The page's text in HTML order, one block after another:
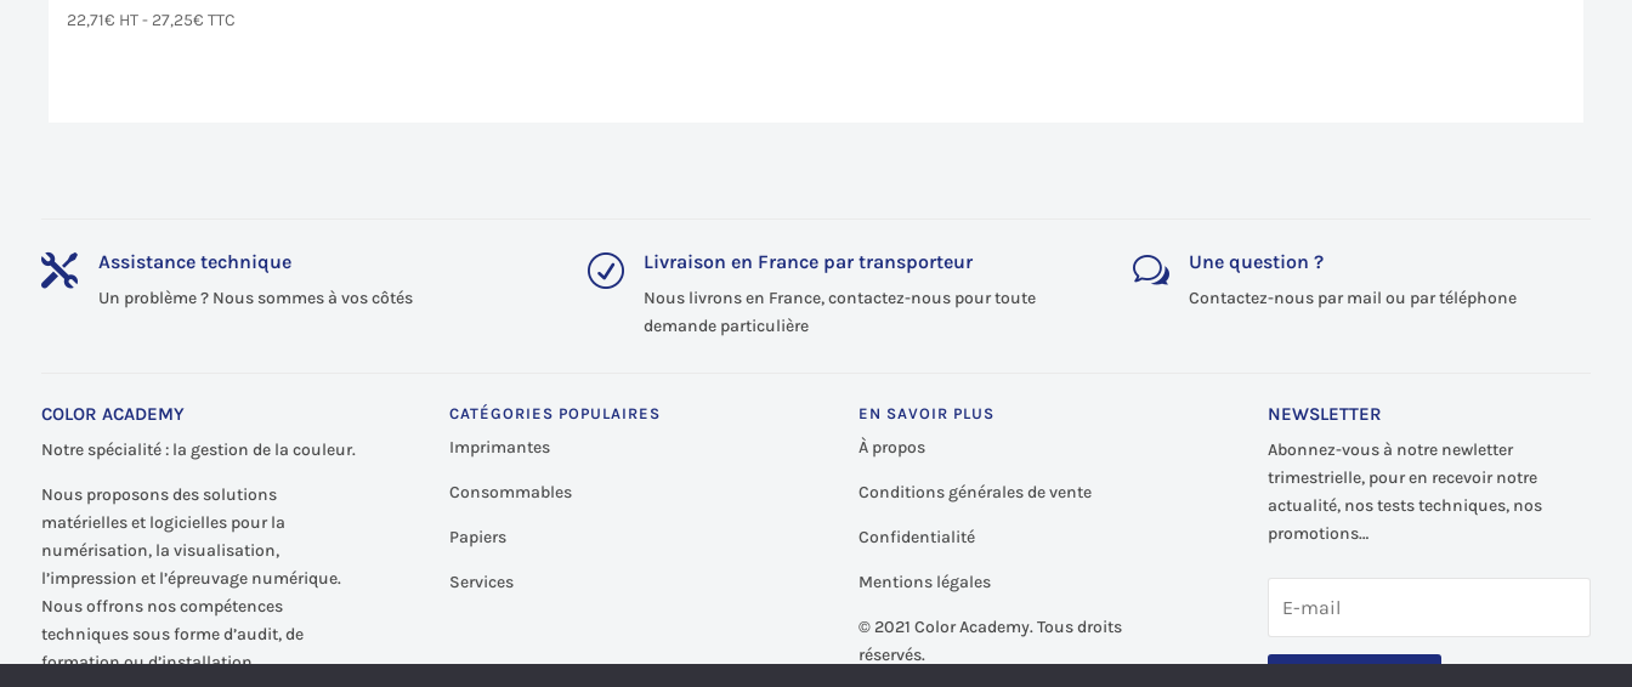
22,71€ HT - 27,25€ TTC
 Assistance technique
Un problème ? Nous sommes à vos côtés
R Livraison en France par transporteur
Nous livrons en France, contactez-nous pour toute
demande particulière
w Une question ?
Contactez-nous par mail ou par téléphone
COLOR ACADEMY
Notre spécialité : la gestion de la couleur.
Nous proposons des solutions
matérielles et logicielles pour la
numérisation, la visualisation,
l’impression et l’épreuvage numérique.
Nous offrons nos compétences
techniques sous forme d’audit, de
formation ou d’installation.
CATÉGORIES POPULAIRES
Imprimantes
Consommables
Papiers
Services
EN SAVOIR PLUS
À propos
Conditions générales de vente
Confidentialité
Mentions légales
© 2021 Color Academy. Tous droits
réservés.
NEWSLETTER
Abonnez-vous à notre newletter
trimestrielle, pour en recevoir notre
actualité, nos tests techniques, nos
promotions…